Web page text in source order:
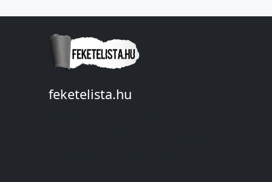
feketelista.hu